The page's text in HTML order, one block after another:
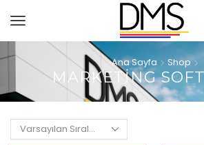
Ana Sayfa Shop
MARKETING